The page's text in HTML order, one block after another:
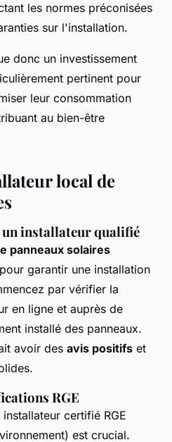
les normes préconisées
sur l'installation.
donc un investissement
pertinent pour
leur consommation
au bien-être
local de
installateur qualifié
panneaux solaires
garantir une installation
par vérifier la
en ligne et auprès de
installé des panneaux.
avoir des avis positifs et
RGE
certifié RGE
est crucial.